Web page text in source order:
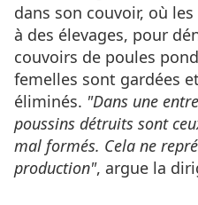
dans son couvoir, où
à des élevages, pour
couvoirs de poules
femelles sont gardées
éliminés. "Dans une
poussins détruits sont
mal formés. Cela ne
production", argue la